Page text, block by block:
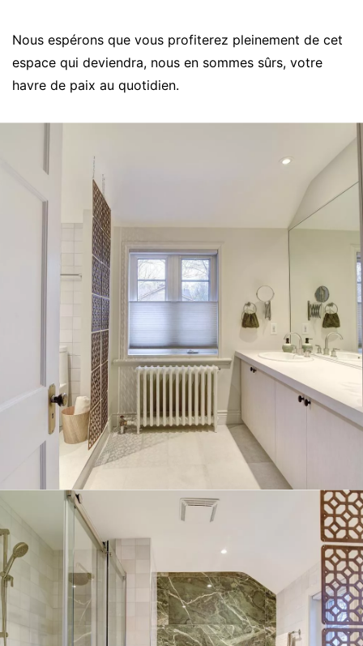
Nous espérons que vous profiterez pleinement de cet
espace qui deviendra, nous en sommes sûrs, votre
havre de paix au quotidien.